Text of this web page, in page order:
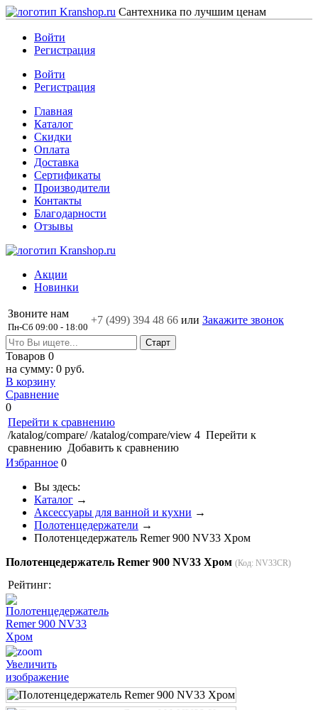
Сантехника по лучшим ценам
Войти
Регистрация
Войти
Регистрация
Главная
Каталог
Скидки
Оплата
Доставка
Сертификаты
Производители
Контакты
Благодарности
Отзывы
Акции
Новинки
Звоните нам
Пн-Сб 09:00 - 18:00
+7 (499) 394 48 66 или Закажите звонок
Товаров 0
на сумму: 0 руб.
В корзину
Сравнение
0
Перейти к сравнению
/katalog/compare/ /katalog/compare/view 4 Перейти к
сравнению Добавить к сравнению
Избранное 0
Вы здесь:
Каталог →
Аксессуары для ванной и кухни →
Полотенцедержатели →
Полотенцедержатель Remer 900 NV33 Хром
Полотенцедержатель Remer 900 NV33 Хром (Код: NV33CR)
Рейтинг:
Увеличить
изображение